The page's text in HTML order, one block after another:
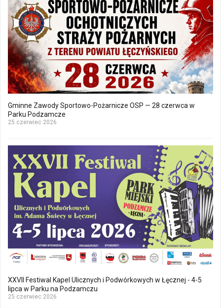
Gminne Zawody Sportowo-Pożarnicze OSP — 28 czerwca w
Parku Podzamcze
25 czerwiec 2026
XXVII Festiwal Kapel Ulicznych i Podwórkowych w Łęcznej - 4-5
lipca w Parku na Podzamczu
25 czerwiec 2026